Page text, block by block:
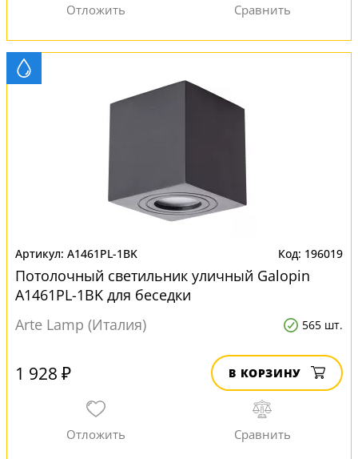
A1461PL-1BK 196019
Потолочный светильник уличный Galopin
A1461PL-1BK для беседки
Arte Lamp (Италия)
565 шт.
1 928 ₽ В КОРЗИНУ